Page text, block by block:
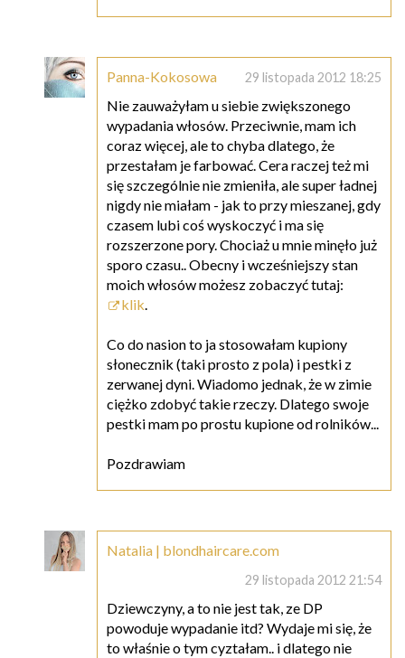
Panna-Kokosowa 29 listopada 2012 18:25
Nie zauważyłam u siebie zwiększonego
wypadania włosów. Przeciwnie, mam ich
coraz więcej, ale to chyba dlatego, że
przestałam je farbować. Cera raczej też mi
się szczególnie nie zmieniła, ale super ładnej
nigdy nie miałam - jak to przy mieszanej, gdy
czasem lubi coś wyskoczyć i ma się
rozszerzone pory. Chociaż u mnie minęło już
sporo czasu.. Obecny i wcześniejszy stan
moich włosów możesz zobaczyć tutaj:
klik.
Co do nasion to ja stosowałam kupiony
słonecznik (taki prosto z pola) i pestki z
zerwanej dyni. Wiadomo jednak, że w zimie
ciężko zdobyć takie rzeczy. Dlatego swoje
pestki mam po prostu kupione od rolników...
Pozdrawiam
Natalia | blondhaircare.com
29 listopada 2012 21:54
Dziewczyny, a to nie jest tak, ze DP
powoduje wypadanie itd? Wydaje mi się, że
to właśnie o tym cyztałam.. i dlatego nie